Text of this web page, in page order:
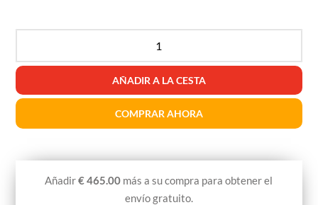
precio
original
era:
precio
actual
es:
Next
Cantidad
Croma
PolyPhil
AÑADIR A LA CESTA
COMPRAR AHORA
Añadir€465.00 más a su compra para obtener el
envío gratuito.